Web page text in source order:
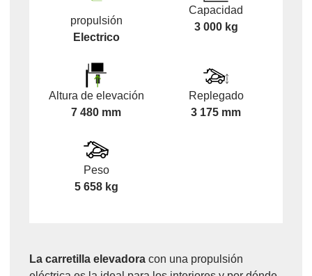
propulsión
Electrico
Capacidad
3 000 kg
Altura de elevación
7 480 mm
Replegado
3 175 mm
Peso
5 658 kg
La carretilla elevadora con una propulsión